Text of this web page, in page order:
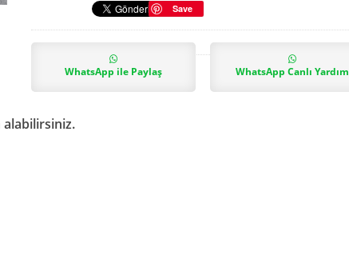
Save
WhatsApp ile Paylaş WhatsApp Canlı Yardım
alabilirsiniz.